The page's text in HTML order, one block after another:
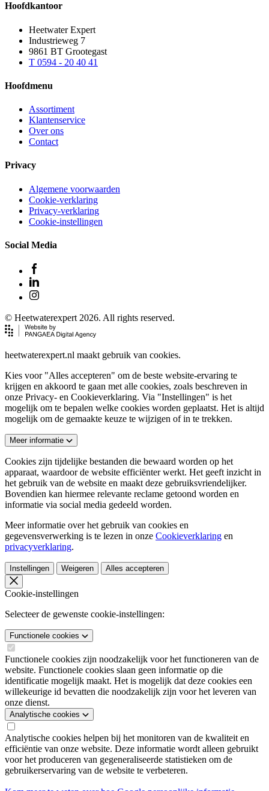
Hoofdkantoor
Heetwater Expert
Industrieweg 7
9861 BT Grootegast
T 0594 - 20 40 41
Hoofdmenu
Assortiment
Klantenservice
Over ons
Contact
Privacy
Algemene voorwaarden
Cookie-verklaring
Privacy-verklaring
Cookie-instellingen
Social Media
© Heetwaterexpert 2026. All rights reserved.
heetwaterexpert.nl maakt gebruik van cookies.
Kies voor "Alles accepteren" om de beste website-ervaring te
krijgen en akkoord te gaan met alle cookies, zoals beschreven in
onze Privacy- en Cookieverklaring. Via "Instellingen" is het
mogelijk om te bepalen welke cookies worden geplaatst. Het is altijd
mogelijk om de gemaakte keuze te wijzigen of in te trekken.
Meer informatie
Cookies zijn tijdelijke bestanden die bewaard worden op het
apparaat, waardoor de website efficiënter werkt. Het geeft inzicht in
het gebruik van de website en maakt deze gebruiksvriendelijker.
Bovendien kan hiermee relevante reclame getoond worden en
informatie via social media gedeeld worden.
Meer informatie over het gebruik van cookies en
gegevensverwerking is te lezen in onze Cookieverklaring en
privacyverklaring.
Instellingen Weigeren Alles accepteren
Cookie-instellingen
Selecteer de gewenste cookie-instellingen:
Functionele cookies
Functionele cookies zijn noodzakelijk voor het functioneren van de
website. Functionele cookies slaan geen informatie op die
identificatie mogelijk maakt. Het is mogelijk dat deze cookies een
willekeurige id bevatten die noodzakelijk zijn voor het leveren van
onze dienst.
Analytische cookies
Analytische cookies helpen bij het monitoren van de kwaliteit en
efficiëntie van onze website. Deze informatie wordt alleen gebruikt
voor het produceren van gegeneraliseerde statistieken om de
gebruikerservaring van de website te verbeteren.